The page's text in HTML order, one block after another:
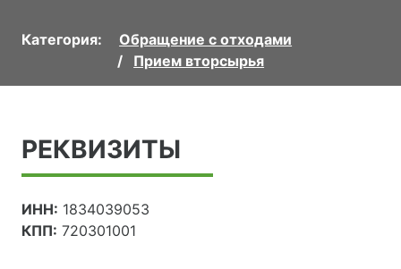
Категория:
Обращение с отходами
Прием вторсырья
РЕКВИЗИТЫ
ИНН: 1834039053
КПП: 720301001